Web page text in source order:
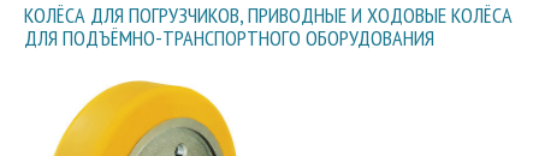
КОЛЁСА ДЛЯ ПОГРУЗЧИКОВ, ПРИВОДНЫЕ И ХОДОВЫЕ КОЛЁСА
ДЛЯ ПОДЪЁМНО-ТРАНСПОРТНОГО ОБОРУДОВАНИЯ